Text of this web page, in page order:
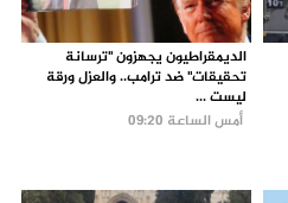
الديمقراطيون يجهزون "ترسانة
تحقيقات" ضد ترامب.. والعزل ورقة
ليست ...
أمس الساعة 09:20